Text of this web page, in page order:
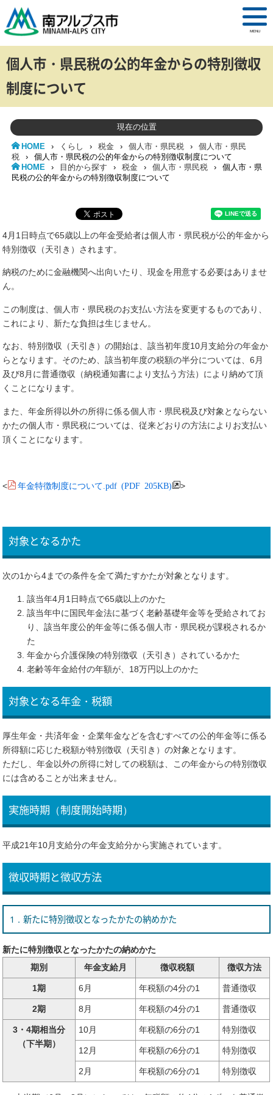
MENU
個人市・県民税の公的年金からの特別徴収
制度について
現在の位置
HOME › くらし › 税金 › 個人市・県民税 ›
個人市・県民
税
›
個人市・県民税の公的年金からの特別徴収制度について
HOME
› 目的から探す › 税金 › 個人市・県民税 ›
個人市・県
民税の公的年金からの特別徴収制度について
4月1日時点で65歳以上の年金受給者は個人市・県民税が公的年金から
特別徴収（天引き）されます。
納税のために金融機関へ出向いたり、現金を用意する必要はありませ
ん。
この制度は、個人市・県民税のお支払い方法を変更するものであり、
これにより、新たな負担は生じません。
なお、特別徴収（天引き）の開始は、該当初年度10月支給分の年金か
らとなります。そのため、該当初年度の税額の半分については、6月
及び8月に普通徴収（納税通知書により支払う方法）により納めて頂
くことになります。
また、年金所得以外の所得に係る個人市・県民税及び対象とならない
かたの個人市・県民税については、従来どおりの方法によりお支払い
頂くことになります。
< 年金特徴制度について.pdf (PDF 205KB) >
対象となるかた
次の1から4までの条件を全て満たすかたが対象となります。
該当年4月1日時点で65歳以上のかた
該当年中に国民年金法に基づく老齢基礎年金等を受給されてお
り、該当年度公的年金等に係る個人市・県民税が課税されるか
た
年金から介護保険の特別徴収（天引き）されているかた
老齢等年金給付の年額が、18万円以上のかた
対象となる年金・税額
厚生年金・共済年金・企業年金などを含むすべての公的年金等に係る
所得額に応じた税額が特別徴収（天引き）の対象となります。
ただし、年金以外の所得に対しての税額は、この年金からの特別徴収
には含めることが出来ません。
実施時期（制度開始時期）
平成21年10月支給分の年金支給分から実施されています。
徴収時期と徴収方法
1．新たに特別徴収となったかたの納めかた
新たに特別徴収となったかたの納めかた
期別
年金支給月 徴収税額 徴収方法
1期 6月 年税額の4分の1 普通徴収
2期 8月 年税額の4分の1 普通徴収
3・4期相当分
（下半期）
10月 年税額の6分の1 特別徴収
12月 年税額の6分の1 特別徴収
2月 年税額の6分の1 特別徴収